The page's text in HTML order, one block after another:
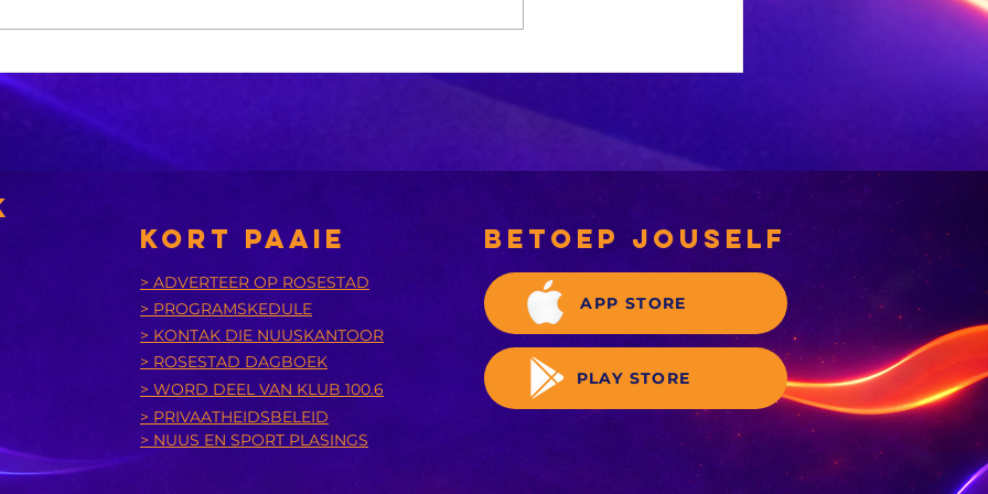
Gauteng kry ‘n
China
‘n Jong vrou
ontvoer is, is
terug gevind
betoep jouself
APP STORE
PLAY STORE
KORT PAAIE
> ADVERTEER OP ROSESTAD
> PROGRAMSKEDULE
> KONTAK DIE NUUSKANTOOR
> ROSESTAD DAGBOEK
> WORD DEEL VAN KLUB 100.6
> PRIVAATHEIDSBELEID
> NUUS EN SPORT PLASINGS